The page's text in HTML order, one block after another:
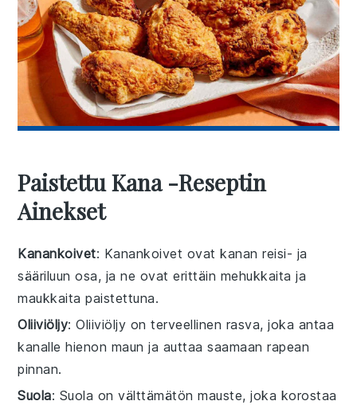
Paistettu Kana -reseptin
Ainekset
Kanankoivet: Kanankoivet ovat kanan reisi- ja
sääriluun osa, ja ne ovat erittäin mehukkaita ja
maukkaita paistettuna.
Oliiviöljy: Oliiviöljy on terveellinen rasva, joka antaa
kanalle hienon maun ja auttaa saamaan rapean
pinnan.
Suola: Suola on välttämätön mauste, joka korostaa